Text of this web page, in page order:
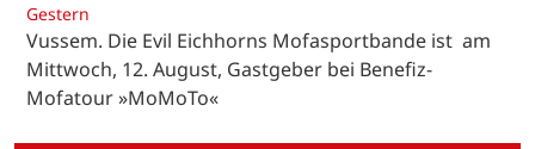
Gestern
Vussem. Die Evil Eichhorns Mofasportbande ist am
Mittwoch, 12. August, Gastgeber bei Benefiz-
Mofatour »MoMoTo«